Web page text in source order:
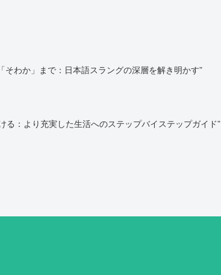
そわか」まで：日本語スラングの深層を解き明かす”
る：より充実した生活へのステップバイステップガイド”